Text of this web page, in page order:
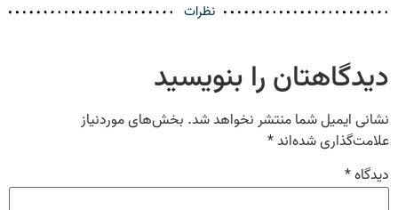
نظرات
دیدگاهتان را بنویسید
نشانی ایمیل شما منتشر نخواهد شد. بخش‌های موردنیاز
علامت‌گذاری شده‌اند*
دیدگاه*